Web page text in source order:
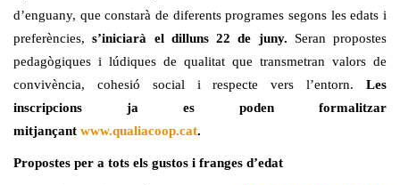
d’enguany, que constarà de diferents programes segons les edats i
preferències,s’iniciarà el dilluns 22 de juny. Seran propostes
pedagògiques i lúdiques de qualitat que transmetran valors de
convivència, cohesió social i respecte vers l’entorn. Les
inscripcions ja es poden formalitzar
mitjançant www.qualiacoop.cat.
Propostes per a tots els gustos i franges d’edat